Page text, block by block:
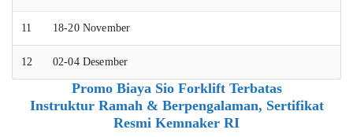
11 18-20 November
12 02-04 Desember
Promo Biaya Sio Forklift Terbatas
Instruktur Ramah & Berpengalaman, Sertifikat
Resmi Kemnaker RI